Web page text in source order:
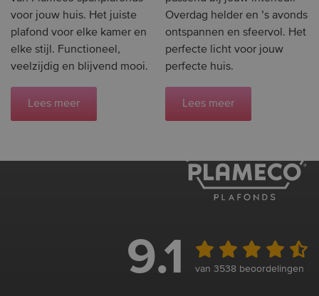
voor jouw huis. Het juiste
plafond voor elke kamer en
elke stijl. Functioneel,
veelzijdig en blijvend mooi.
Lees meer
Overdag helder en ’s avonds
ontspannen en sfeervol. Het
perfecte licht voor jouw
perfecte huis.
Lees meer
9.1 van 3538 beoordelingen